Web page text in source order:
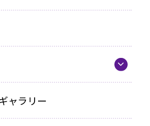
ラン
ラン
ラン
い方法
ャラリー